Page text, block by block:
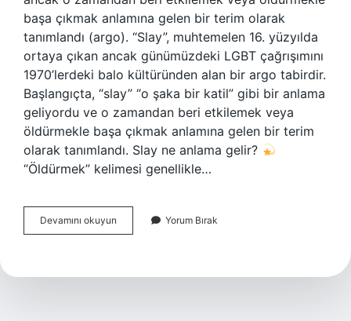
başa çıkmak anlamına gelen bir terim olarak
tanımlandı (argo). “Slay”, muhtemelen 16. yüzyılda
ortaya çıkan ancak günümüzdeki LGBT çağrışımını
1970’lerdeki balo kültüründen alan bir argo tabirdir.
Başlangıçta, “slay” “o şaka bir katil” gibi bir anlama
geliyordu ve o zamandan beri etkilemek veya
öldürmekle başa çıkmak anlamına gelen bir terim
olarak tanımlandı. Slay ne anlama gelir?
“Öldürmek” kelimesi genellikle…
Devamını okuyun
Tiktok
Yorum Bırak